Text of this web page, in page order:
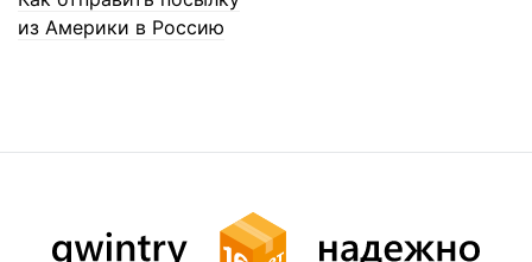
из Америки в Россию